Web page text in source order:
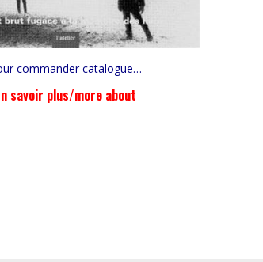
commander catalogue…
savoir plus/more about